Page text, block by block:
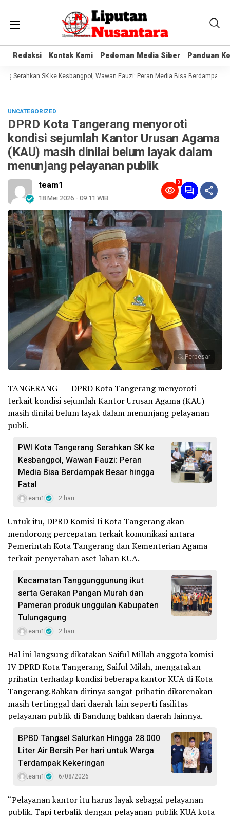
Redaksi Kontak Kami Pedoman Media Siber Panduan
Redaksi Kontak Kami Pedoman Media Siber Panduan
Serahkan SK ke Kesbangpol, Wawan Fauzi: Peran Media Bisa Berdampak
UNCATEGORIZED
DPRD Kota Tangerang menyoroti
kondisi sejumlah Kantor Urusan Agama
(KAU) masih dinilai belum layak dalam
menunjang pelayanan publik
team1
18 Mei 2026 - 09:11 WIB
0
Perbesar
TANGERANG —- DPRD Kota Tangerang menyoroti
terkait kondisi sejumlah Kantor Urusan Agama (KAU)
masih dinilai belum layak dalam menunjang pelayanan
publi.
PWI Kota Tangerang Serahkan SK ke
Kesbangpol, Wawan Fauzi: Peran
Media Bisa Berdampak Besar hingga
Fatal
team1 2 hari
Untuk itu, DPRD Komisi Ii Kota Tangerang akan
mendorong percepatan terkait komunikasi antara
Pemerintah Kota Tangerang dan Kementerian Agama
terkait penyerahan aset lahan KUA.
Kecamatan Tanggunggunung ikut
serta Gerakan Pangan Murah dan
Pameran produk unggulan Kabupaten
Tulungagung
team1 2 hari
Hal ini langsung dikatakan Saiful Millah anggota komisi
IV DPRD Kota Tangerang, Saiful Milah, mengatakan
prihatin terhadap kondisi beberapa kantor KUA di Kota
Tangerang.Bahkan dirinya sangat prihatin dikarenakan
masih tertinggal dari daerah lain seperti fasilitas
pelayanan publik di Bandung bahkan daerah lainnya.
BPBD Tangsel Salurkan Hingga 28.000
Liter Air Bersih Per hari untuk Warga
Terdampak Kekeringan
team1 6/08/2026
“Pelayanan kantor itu harus layak sebagai pelayanan
publik. Tapi terbalik dengan pelayanan publik KUA kota